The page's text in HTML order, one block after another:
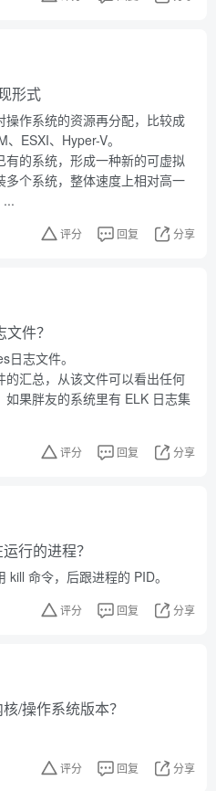
形式
作系统的资源再分配，比较成
ESXI、Hyper-V。
的系统，形成一种新的可虚拟
个系统，整体速度上相对高一
...
评分 回复 分享
件？
志文件。
汇总，从该文件可以看出任何
如果胖友的系统里有 ELK 日志集
评分 回复 分享
行的进程？
命令，后跟进程的 PID。
评分 回复 分享
/操作系统版本？
评分 回复 分享